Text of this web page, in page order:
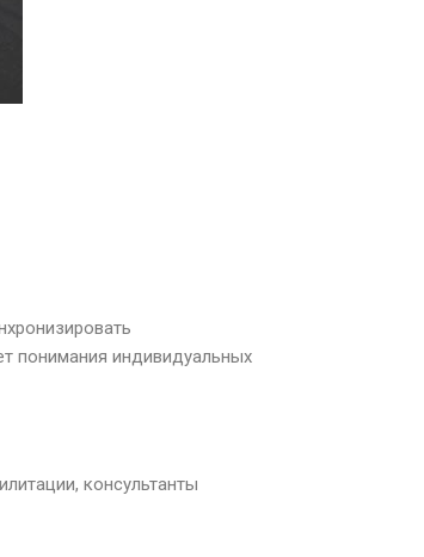
понимания индивидуальных
консультанты